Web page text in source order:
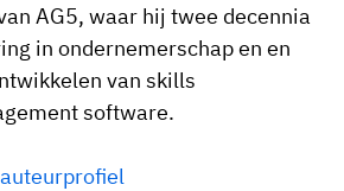
AG5, waar hij twee decennia
in ondernemerschap en en
van skills
software.